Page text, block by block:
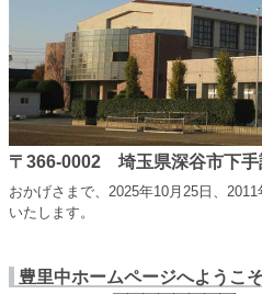
〒366-0002 埼玉県深谷市
おかげさまで、2025年10月25日、
いたします。
豊里中ホームページへようこそ